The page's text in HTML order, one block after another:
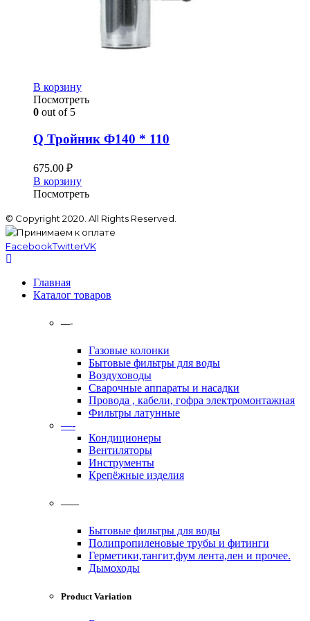
В корзину
Посмотреть
0 out of 5
Q Тройник Ф140 * 110
675.00 ₽
В корзину
Посмотреть
© Copyright 2020. All Rights Reserved.
FacebookTwitterVK
Главная
Каталог товаров
—-
Газовые колонки
Бытовые фильтры для воды
Воздуховоды
Сварочные аппараты и насадки
Провода , кабели, гофра электромонтажная
Фильтры латунные
—-
Кондиционеры
Вентиляторы
Инструменты
Крепёжные изделия
——
Бытовые фильтры для воды
Полипропиленовые трубы и фитинги
Герметики,тангит,фум лента,лен и прочее.
Дымоходы
Product Variation